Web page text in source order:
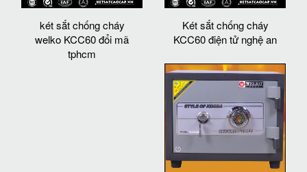
két sắt chống cháy
welko KCC60 đổi mã
tphcm
Két sắt chống cháy
KCC60 điện tử nghệ an